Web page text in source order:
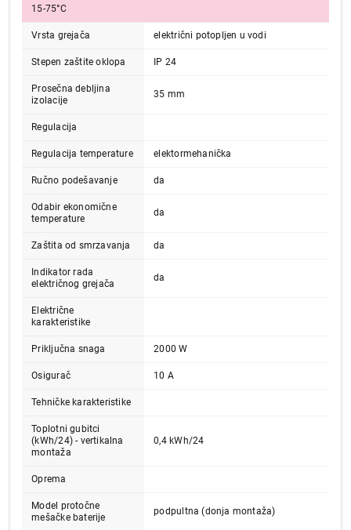
15-75°C
Vrsta grejača električni potopljen u vodi
Stepen zaštite oklopa IP 24
Prosečna debljina
izolacije
35 mm
Regulacija
Regulacija temperature elektormehanička
Ručno podešavanje da
Odabir ekonomične
temperature
da
Zaštita od smrzavanja da
Indikator rada
električnog grejača
da
Električne
karakteristike
Priključna snaga 2000 W
Osigurač 10 A
Tehničke karakteristike
Toplotni gubitci
(kWh/24) - vertikalna
montaža
0,4 kWh/24
Oprema
Model protočne
mešačke baterije
podpultna (donja montaža)
GORENJE TEG 10 U-N.M.
Proizvod je dodat u korpu.
Ukupno u korpi:
Završi kupovinu